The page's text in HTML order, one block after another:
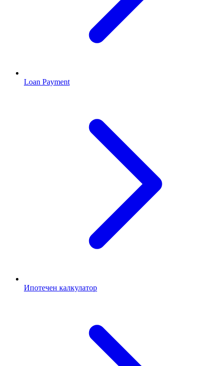
Loan Payment
Ипотечен калкулатор